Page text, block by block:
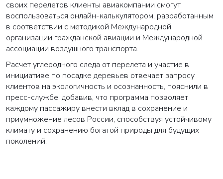
своих перелетов клиенты авиакомпании смогут
воспользоваться онлайн-калькулятором, разработанным
в соответствии с методикой Международной
организации гражданской авиации и Международной
ассоциации воздушного транспорта.
Расчет углеродного следа от перелета и участие в
инициативе по посадке деревьев отвечает запросу
клиентов на экологичность и осознанность, пояснили в
пресс-службе, добавив, что программа позволяет
каждому пассажиру внести вклад в сохранение и
приумножение лесов России, способствуя устойчивому
климату и сохранению богатой природы для будущих
поколений.